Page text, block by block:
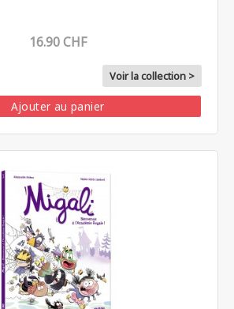
16.90 CHF
Voir la collection >
Ajouter au panier